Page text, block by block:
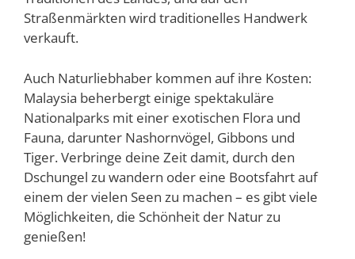
Straßenmärkten wird traditionelles Handwerk
verkauft.
Auch Naturliebhaber kommen auf ihre Kosten:
Malaysia beherbergt einige spektakuläre
Nationalparks mit einer exotischen Flora und
Fauna, darunter Nashornvögel, Gibbons und
Tiger. Verbringe deine Zeit damit, durch den
Dschungel zu wandern oder eine Bootsfahrt auf
einem der vielen Seen zu machen – es gibt viele
Möglichkeiten, die Schönheit der Natur zu
genießen!